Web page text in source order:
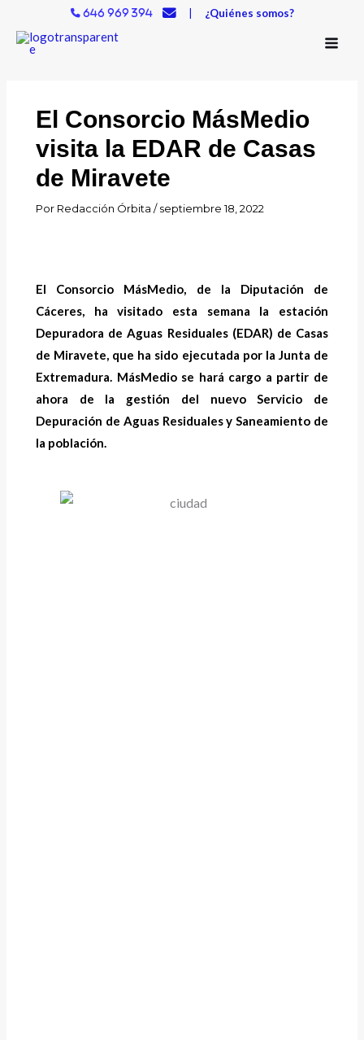
contenido
646 969 394 | ¿Quiénes somos?
El Consorcio MásMedio
visita la EDAR de Casas
de Miravete
Por Redacción Órbita/septiembre 18, 2022
El Consorcio MásMedio, de la Diputación de
Cáceres, ha visitado esta semana la estación
Depuradora de Aguas Residuales (EDAR) de Casas
de Miravete, que ha sido ejecutada por la Junta de
Extremadura. MásMedio se hará cargo a partir de
ahora de la gestión del nuevo Servicio de
Depuración de Aguas Residuales y Saneamiento de
la población.